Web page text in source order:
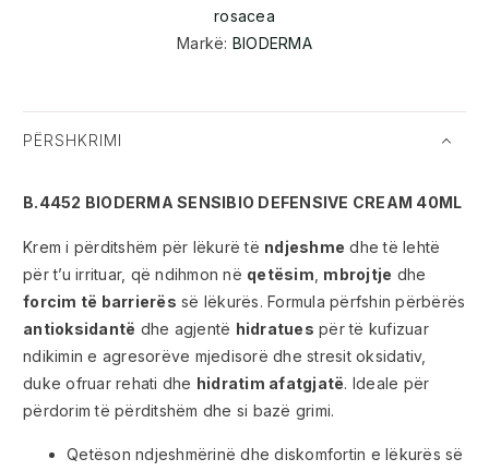
rosacea
Markë: BIODERMA
PËRSHKRIMI
B.4452 BIODERMA SENSIBIO DEFENSIVE CREAM 40ML
Krem i përditshëm për lëkurë të ndjeshme dhe të lehtë
për t’u irrituar, që ndihmon në qetësim mbrojtje dhe
forcim të barrierës së lëkurës. Formula përfshin përbërës
antioksidantë dhe agjentë hidratues për të kufizuar
ndikimin e agresorëve mjedisorë dhe stresit oksidativ,
duke ofruar rehati dhe hidratim afatgjatë. Ideale për
përdorim të përditshëm dhe si bazë grimi.
Qetëson ndjeshmërinë dhe diskomfortin e lëkurës së